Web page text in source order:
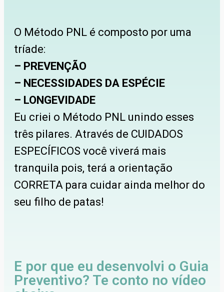
O Método PNL é composto por uma
tríade:
– PREVENÇÃO
– NECESSIDADES DA ESPÉCIE
– LONGEVIDADE
Eu criei o Método PNL unindo esses
três pilares. Através de CUIDADOS
ESPECÍFICOS você viverá mais
tranquila pois, terá a orientação
CORRETA para cuidar ainda melhor do
seu filho de patas!
E por que eu desenvolvi o Guia
Preventivo? Te conto no vídeo